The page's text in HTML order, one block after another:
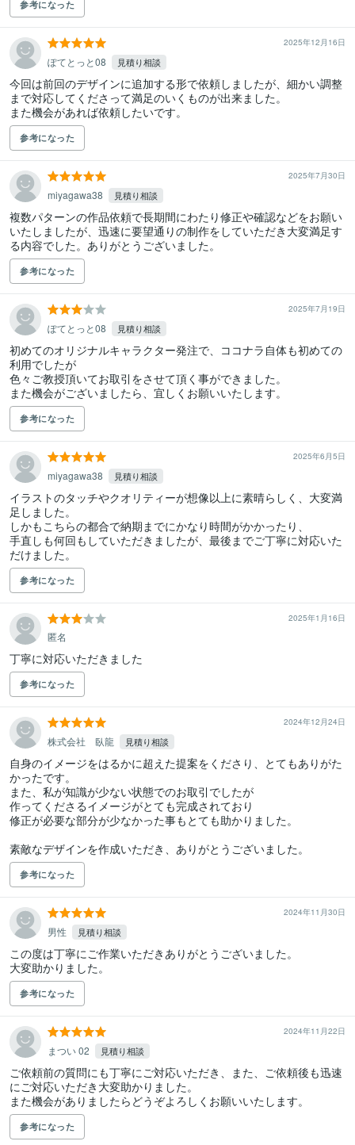
参考になった
2025年12月16日
ぽてとっと08 見積り相談
今回は前回のデザインに追加する形で依頼しましたが、細かい調整
まで対応してくださって満足のいくものが出来ました。
また機会があれば依頼したいです。
参考になった
2025年7月30日
miyagawa38 見積り相談
複数パターンの作品依頼で長期間にわたり修正や確認などをお願い
いたしましたが、迅速に要望通りの制作をしていただき大変満足す
る内容でした。ありがとうございました。
参考になった
2025年7月19日
ぽてとっと08 見積り相談
初めてのオリジナルキャラクター発注で、ココナラ自体も初めての
利用でしたが
色々ご教授頂いてお取引をさせて頂く事ができました。
また機会がございましたら、宜しくお願いいたします。
参考になった
2025年6月5日
miyagawa38 見積り相談
イラストのタッチやクオリティーが想像以上に素晴らしく、大変満
足しました。
しかもこちらの都合で納期までにかなり時間がかかったり、
手直しも何回もしていただきましたが、最後までご丁寧に対応いた
参考になった
2025年1月16日
匿名
丁寧に対応いただきました
参考になった
2024年12月24日
株式会社 臥龍 見積り相談
自身のイメージをはるかに超えた提案をくださり、とてもありがた
かったです。
また、私が知識が少ない状態でのお取引でしたが
作ってくださるイメージがとても完成されており
修正が必要な部分が少なかった事もとても助かりました。
素敵なデザインを作成いただき、ありがとうございました。
参考になった
2024年11月30日
男性 見積り相談
この度は丁寧にご作業いただきありがとうございました。
大変助かりました。
参考になった
2024年11月22日
まつい 02 見積り相談
ご依頼前の質問にも丁寧にご対応いただき、また、ご依頼後も迅速
にご対応いただき大変助かりました。
また機会がありましたらどうぞよろしくお願いいたします。
参考になった